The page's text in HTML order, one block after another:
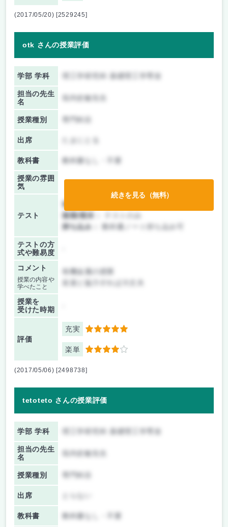
(2017/05/20) [2529245]
otk さんの授業評価
学部 学科
担当の先生
名
垣内史敏先生
授業種別
出席
教科書 教科書なし・不要
授業の雰囲
気
テスト
前期/中間：
後期/期末：
持ち込み：
教科書ノート持ち込み可
テストの方
式や難易度
コメント
授業の内容や
学べたこと
有機金属の授業
友達と協力すれば大丈夫
授業を
受けた時期
評価
充実 5
楽単 4
続きを見る（無料）
(2017/05/06) [2498738]
tetoteto さんの授業評価
学部 学科
担当の先生
名
垣内史敏先生
授業種別
出席
教科書 教科書なし・不要